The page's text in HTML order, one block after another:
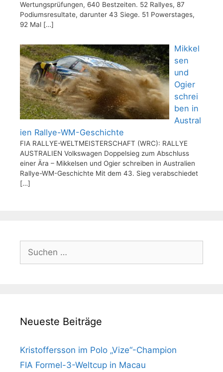
Wertungsprüfungen, 640 Bestzeiten. 52 Rallyes, 87
Podiumsresultate, darunter 43 Siege. 51 Powerstages,
92 Mal […]
Mikkel
sen
und
Ogier
schrei
ben in
Austral
ien Rallye-WM-Geschichte
FIA RALLYE-WELTMEISTERSCHAFT (WRC): RALLYE
AUSTRALIEN Volkswagen Doppelsieg zum Abschluss
einer Ära – Mikkelsen und Ogier schreiben in Australien
Rallye-WM-Geschichte Mit dem 43. Sieg verabschiedet
[…]
nach:
Neueste Beiträge
Kristoffersson im Polo „Vize“-Champion
FIA Formel-3-Weltcup in Macau